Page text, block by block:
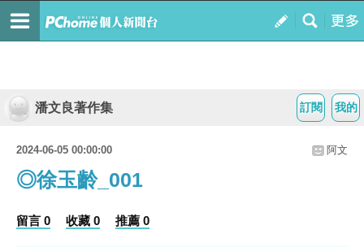
我的
訂閱
潘文良著作集
2024-06-05 00:00:00 阿文
◎徐玉齡_001
留言 0 收藏 0 推薦 0